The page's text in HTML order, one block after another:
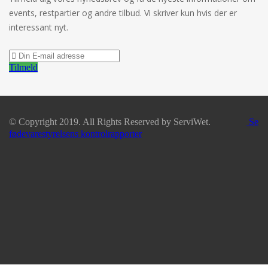
events, restpartier og andre tilbud. Vi skriver kun hvis der er
interessant nyt.
Tilmeld
© Copyright 2019. All Rights Reserved by ServiWet.
Se
fødevarestyrelsens kontrolrapporter